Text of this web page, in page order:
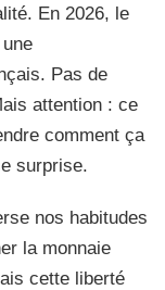
En 2026, le
Pas de
attention : ce
comment ça
surprise.
nos habitudes
la monnaie
cette liberté